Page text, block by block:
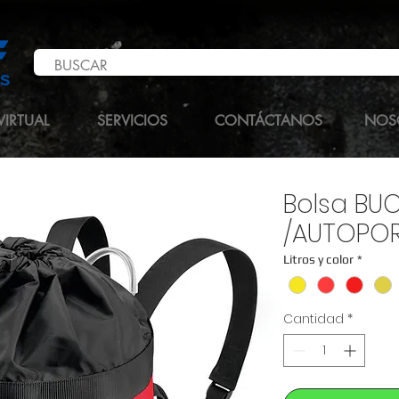
SERVICIOS CONTÁCTANOS
Bolsa
/
Litros y color *
Cantidad *